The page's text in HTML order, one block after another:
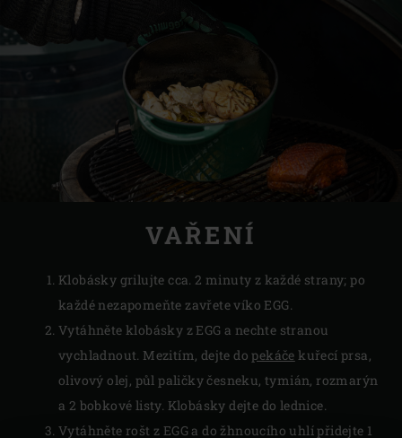
VAŘENÍ
Klobásky grilujte cca. 2 minuty z každé strany; po
každé nezapomeňte zavřete víko EGG.
Vytáhněte klobásky z EGG a nechte stranou
vychladnout. Mezitím, dejte do pekáče kuřecí prsa,
olivový olej, půl paličky česneku, tymián, rozmarýn
a 2 bobkové listy. Klobásky dejte do lednice.
Vytáhněte rošt z EGG a do žhnoucího uhlí přidejte 1